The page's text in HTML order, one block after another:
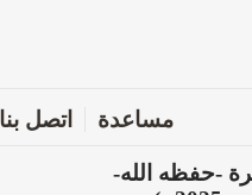
مساعدة اتصل بنا
-حفظه الله-